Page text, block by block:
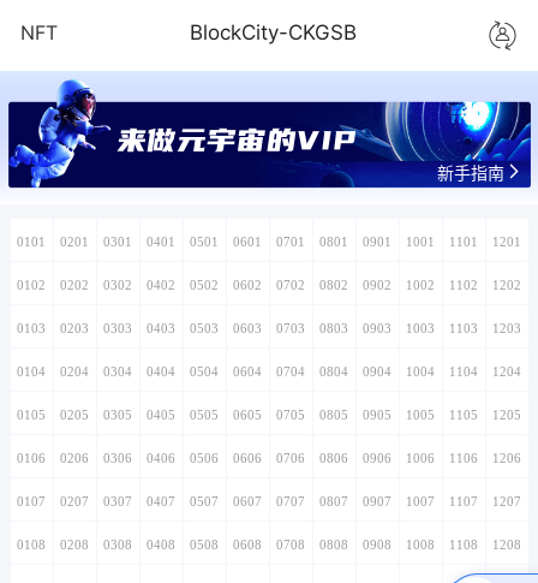
NFT BlockCity-CKGSB
来做元宇宙的VIP
新手指南
0101 0201 0301 0401 0501 0601 0701 0801 0901 1001 1101 1201
0102 0202 0302 0402 0502 0602 0702 0802 0902 1002 1102 1202
0103 0203 0303 0403 0503 0603 0703 0803 0903 1003 1103 1203
0104 0204 0304 0404 0504 0604 0704 0804 0904 1004 1104 1204
0105 0205 0305 0405 0505 0605 0705 0805 0905 1005 1105 1205
0106 0206 0306 0406 0506 0606 0706 0806 0906 1006 1106 1206
0107 0207 0307 0407 0507 0607 0707 0807 0907 1007 1107 1207
0108 0208 0308 0408 0508 0608 0708 0808 0908 1008 1108 1208